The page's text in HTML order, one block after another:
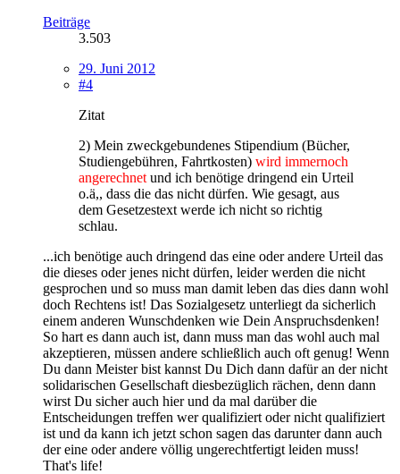
Beiträge
3.503
29. Juni 2012
#4
Zitat
2) Mein zweckgebundenes Stipendium (Bücher,
Studiengebühren, Fahrtkosten) wird immernoch
angerechnet und ich benötige dringend ein Urteil
o.ä,, dass die das nicht dürfen. Wie gesagt, aus
dem Gesetzestext werde ich nicht so richtig
schlau.
...ich benötige auch dringend das eine oder andere Urteil das
die dieses oder jenes nicht dürfen, leider werden die nicht
gesprochen und so muss man damit leben das dies dann wohl
doch Rechtens ist! Das Sozialgesetz unterliegt da sicherlich
einem anderen Wunschdenken wie Dein Anspruchsdenken!
So hart es dann auch ist, dann muss man das wohl auch mal
akzeptieren, müssen andere schließlich auch oft genug! Wenn
Du dann Meister bist kannst Du Dich dann dafür an der nicht
solidarischen Gesellschaft diesbezüglich rächen, denn dann
wirst Du sicher auch hier und da mal darüber die
Entscheidungen treffen wer qualifiziert oder nicht qualifiziert
ist und da kann ich jetzt schon sagen das darunter dann auch
der eine oder andere völlig ungerechtfertigt leiden muss!
That's life!